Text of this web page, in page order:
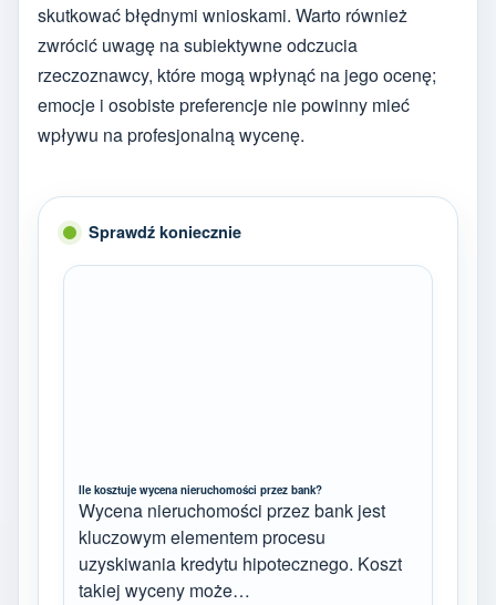
skutkować błędnymi wnioskami. Warto również
zwrócić uwagę na subiektywne odczucia
rzeczoznawcy, które mogą wpłynąć na jego ocenę;
emocje i osobiste preferencje nie powinny mieć
wpływu na profesjonalną wycenę.
Sprawdź koniecznie
Ile kosztuje wycena nieruchomości przez bank?
Wycena nieruchomości przez bank jest
kluczowym elementem procesu
uzyskiwania kredytu hipotecznego. Koszt
takiej wyceny może…